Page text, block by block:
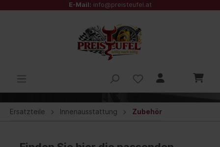
E-Mail: info@preisteufel.at
Ersatzteile Innenausstattung Zubehör